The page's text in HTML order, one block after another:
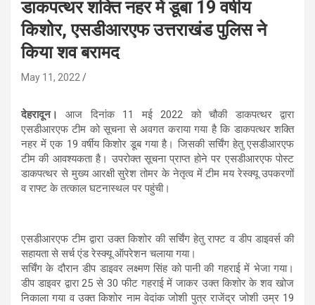
डाकपत्थर शक्ति नहर में डूबा 19 वर्षीय
किशोर, एसडीआरएफ उत्तराखंड पुलिस ने
किया शव बरामद
May 11, 2022
देहरादून।
आज दिनांक 11 मई 2022 को चौकी डाकपत्थर द्वारा
एसडीआरएफ टीम को सूचना से अवगत कराया गया है कि डाकपत्थर शक्ति
नहर में एक 19 वर्षीय किशोर डूब गया है। जिसकी सर्चिंग हेतु एसडीआरएफ
टीम की आवश्यकता है। उपरोक्त सूचना प्राप्त होने पर एसडीआरएफ पोस्ट
डाकपत्थर से मुख्य आरक्षी सुरेश तोमर के नेतृत्व में टीम मय रेस्क्यू उपकरणों
व राफ्ट के तत्काल घटनास्थल पर पहुंची।
एसडीआरएफ टीम द्वारा उक्त किशोर की सर्चिंग हेतु राफ्ट व डीप डाइवर्स की
सहायता से सर्च एंड रेस्क्यू ऑपरेशन चलाया गया।
सर्चिंग के दौरान डीप डाइवर लक्ष्मण सिंह को पानी की गहराई में भेजा गया।
डीप डाइवर द्वारा 25 से 30 फीट गहराई में जाकर उक्त किशोर के शव खोज
निकाला गया व उक्त किशोर नाम वेदांक जोशी पुत्र राजेंद्र जोशी उम्र 19